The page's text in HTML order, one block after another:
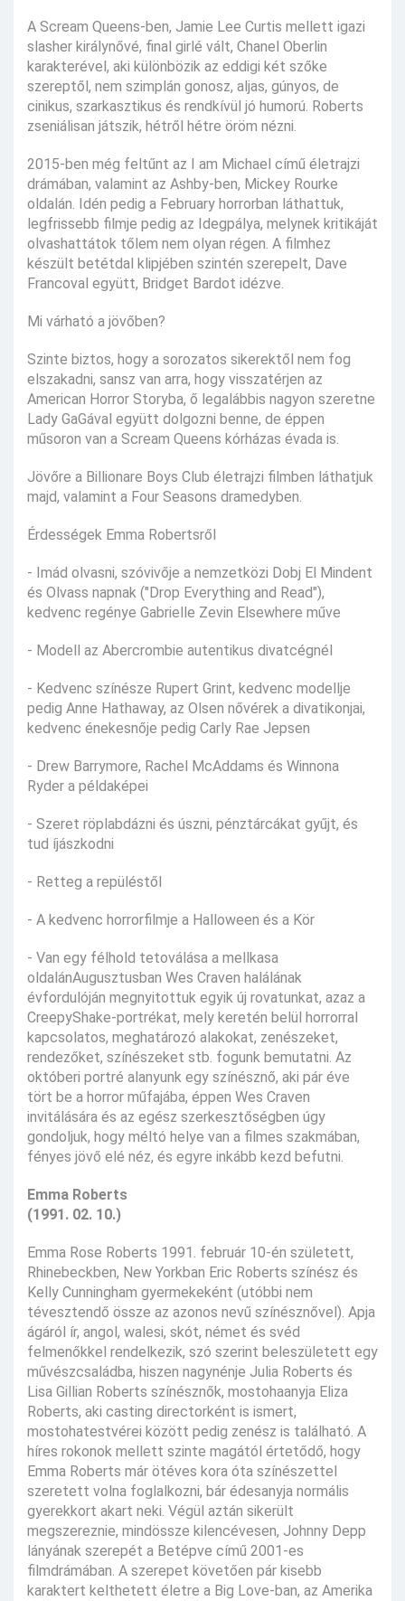
A Scream Queens-ben, Jamie Lee Curtis mellett igazi
slasher királynővé, final girlé vált, Chanel Oberlin
karakterével, aki különbözik az eddigi két szőke
szereptől, nem szimplán gonosz, aljas, gúnyos, de
cinikus, szarkasztikus és rendkívül jó humorú. Roberts
zseniálisan játszik, hétről hétre öröm nézni.
2015-ben még feltűnt az I am Michael című életrajzi
drámában, valamint az Ashby-ben, Mickey Rourke
oldalán. Idén pedig a February horrorban láthattuk,
legfrissebb filmje pedig az Idegpálya, melynek kritikáját
olvashattátok tőlem nem olyan régen. A filmhez
készült betétdal klipjében szintén szerepelt, Dave
Francoval együtt, Bridget Bardot idézve.
Mi várható a jövőben?
Szinte biztos, hogy a sorozatos sikerektől nem fog
elszakadni, sansz van arra, hogy visszatérjen az
American Horror Storyba, ő legalábbis nagyon szeretne
Lady GaGával együtt dolgozni benne, de éppen
műsoron van a Scream Queens kórházas évada is.
Jövőre a Billionare Boys Club életrajzi filmben láthatjuk
majd, valamint a Four Seasons dramedyben.
Érdességek Emma Robertsről
- Imád olvasni, szóvivője a nemzetközi Dobj El Mindent
és Olvass napnak ("Drop Everything and Read"),
kedvenc regénye Gabrielle Zevin Elsewhere műve
- Modell az Abercrombie autentikus divatcégnél
- Kedvenc színésze Rupert Grint, kedvenc modellje
pedig Anne Hathaway, az Olsen nővérek a divatikonjai,
kedvenc énekesnője pedig Carly Rae Jepsen
- Drew Barrymore, Rachel McAddams és Winnona
Ryder a példaképei
- Szeret röplabdázni és úszni, pénztárcákat gyűjt, és
tud íjászkodni
- Retteg a repüléstől
- A kedvenc horrorfilmje a Halloween és a Kör
- Van egy félhold tetoválása a mellkasa
oldalánAugusztusban Wes Craven halálának
évfordulóján megnyitottuk egyik új rovatunkat, azaz a
CreepyShake-portrékat, mely keretén belül horrorral
kapcsolatos, meghatározó alakokat, zenészeket,
rendezőket, színészeket stb. fogunk bemutatni. Az
októberi portré alanyunk egy színésznő, aki pár éve
tört be a horror műfajába, éppen Wes Craven
invitálására és az egész szerkesztőségben úgy
gondoljuk, hogy méltó helye van a filmes szakmában,
fényes jövő elé néz, és egyre inkább kezd befutni.
Emma Roberts
(1991. 02. 10.)
Emma Rose Roberts 1991. február 10-én született,
Rhinebeckben, New Yorkban Eric Roberts színész és
Kelly Cunningham gyermekeként (utóbbi nem
tévesztendő össze az azonos nevű színésznővel). Apja
ágáról ír, angol, walesi, skót, német és svéd
felmenőkkel rendelkezik, szó szerint beleszületett egy
művészcsaládba, hiszen nagynénje Julia Roberts és
Lisa Gillian Roberts színésznők, mostohaanyja Eliza
Roberts, aki casting directorként is ismert,
mostohatestvérei között pedig zenész is található. A
híres rokonok mellett szinte magától értetődő, hogy
Emma Roberts már ötéves kora óta színészettel
szeretett volna foglalkozni, bár édesanyja normális
gyerekkort akart neki. Végül aztán sikerült
megszereznie, mindössze kilencévesen, Johnny Depp
lányának szerepét a Betépve című 2001-es
filmdrámában. A szerepet követően pár kisebb
karaktert kelthetett életre a Big Love-ban, az Amerika